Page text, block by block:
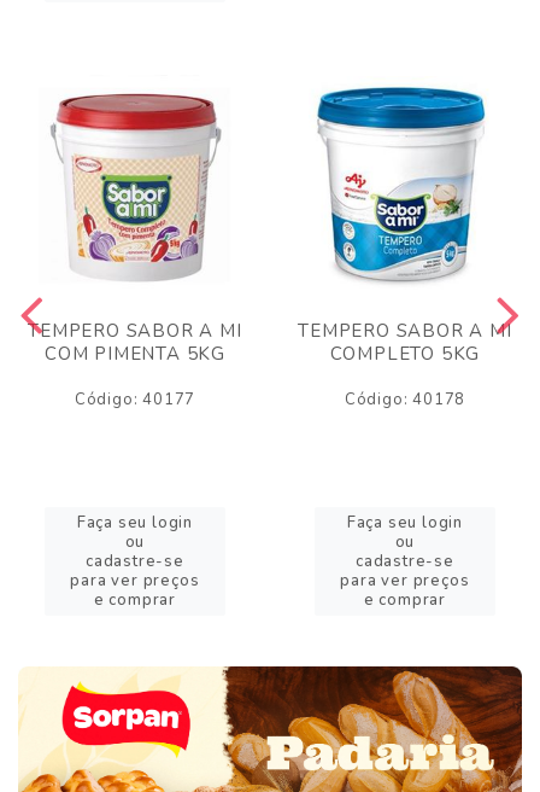
TEMPERO SABOR A MI
COM PIMENTA 5KG
Código: 40177
Faça seu login
ou
cadastre-se
para ver preços
e comprar
TEMPERO SABOR A MI
COMPLETO 5KG
Código: 40178
Faça seu login
ou
cadastre-se
para ver preços
e comprar